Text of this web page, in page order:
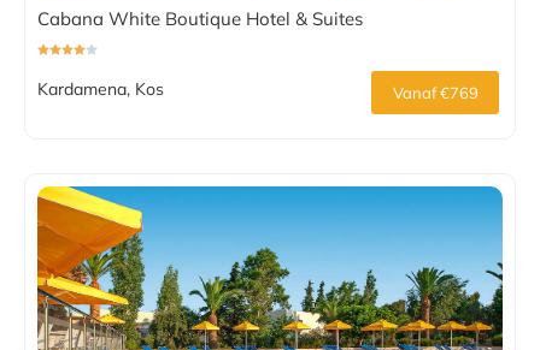
Cabana White Boutique Hotel & Suites
Kardamena, Kos Vanaf €769